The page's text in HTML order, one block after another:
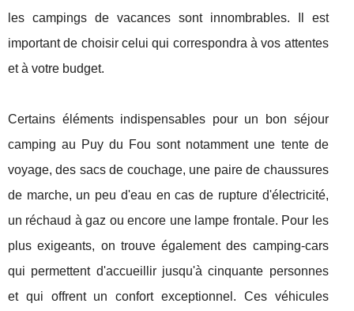
les campings de vacances sont innombrables. Il est
important de choisir celui qui correspondra à vos attentes
et à votre budget.
Certains éléments indispensables pour un bon séjour
camping au Puy du Fou sont notamment une tente de
voyage, des sacs de couchage, une paire de chaussures
de marche, un peu d'eau en cas de rupture d'électricité,
un réchaud à gaz ou encore une lampe frontale. Pour les
plus exigeants, on trouve également des camping-cars
qui permettent d'accueillir jusqu'à cinquante personnes
et qui offrent un confort exceptionnel. Ces véhicules